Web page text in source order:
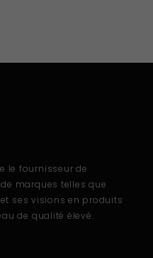
le fournisseur de
marques telles que
ses visions en produits
de qualité élevé.